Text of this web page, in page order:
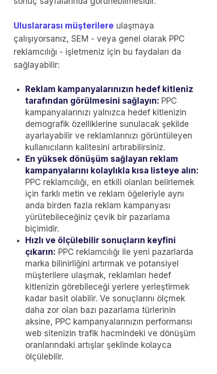
Uluslararası müşterilere ulaşmaya
çalışıyorsanız, SEM - veya genel olarak PPC
reklamcılığı - işletmeniz için bu faydaları da
sağlayabilir:
Reklam kampanyalarınızın hedef kitleniz
tarafından görülmesini sağlayın: PPC
kampanyalarınızı yalnızca hedef kitlenizin
demografik özelliklerine sunulacak şekilde
ayarlayabilir ve reklamlarınızı görüntüleyen
kullanıcıların kalitesini artırabilirsiniz.
En yüksek dönüşüm sağlayan reklam
kampanyalarını kolaylıkla kısa listeye alın:
PPC reklamcılığı, en etkili olanları belirlemek
için farklı metin ve reklam öğeleriyle aynı
anda birden fazla reklam kampanyası
yürütebileceğiniz çevik bir pazarlama
biçimidir.
Hızlı ve ölçülebilir sonuçların keyfini
çıkarın: PPC reklamcılığı ile yeni pazarlarda
marka bilinirliğini artırmak ve potansiyel
müşterilere ulaşmak, reklamları hedef
kitlenizin görebileceği yerlere yerleştirmek
kadar basit olabilir. Ve sonuçlarını ölçmek
daha zor olan bazı pazarlama türlerinin
aksine, PPC kampanyalarınızın performansı
web sitenizin trafik hacmindeki ve dönüşüm
oranlarındaki artışlar şeklinde kolayca
ölçülebilir.